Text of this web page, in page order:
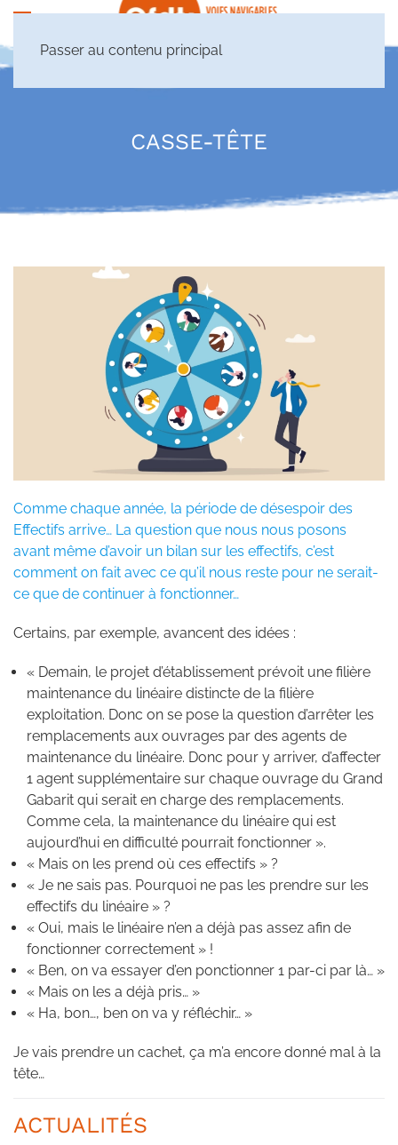
Passer au contenu principal
CASSE-TÊTE
Comme chaque année, la période de désespoir des
Effectifs arrive… La question que nous nous posons
avant même d’avoir un bilan sur les effectifs, c’est
comment on fait avec ce qu’il nous reste pour ne serait-
ce que de continuer à fonctionner…
Certains, par exemple, avancent des idées :
« Demain, le projet d’établissement prévoit une filière
maintenance du linéaire distincte de la filière
exploitation. Donc on se pose la question d’arrêter les
remplacements aux ouvrages par des agents de
maintenance du linéaire. Donc pour y arriver, d’affecter
1 agent supplémentaire sur chaque ouvrage du Grand
Gabarit qui serait en charge des remplacements.
Comme cela, la maintenance du linéaire qui est
aujourd’hui en difficulté pourrait fonctionner ».
« Mais on les prend où ces effectifs » ?
« Je ne sais pas. Pourquoi ne pas les prendre sur les
effectifs du linéaire » ?
« Oui, mais le linéaire n’en a déjà pas assez afin de
fonctionner correctement » !
« Ben, on va essayer d’en ponctionner 1 par-ci par là… »
« Mais on les a déjà pris… »
« Ha, bon…, ben on va y réfléchir… »
Je vais prendre un cachet, ça m’a encore donné mal à la
tête…
ACTUALITÉS